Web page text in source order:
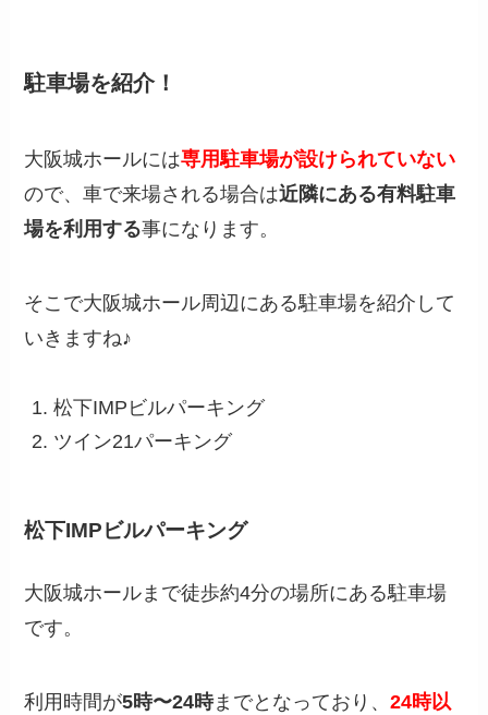
駐車場を紹介！
大阪城ホールには専用駐車場が設けられていない
ので、車で来場される場合は近隣にある有料駐車
場を利用する事になります。
そこで大阪城ホール周辺にある駐車場を紹介して
いきますね♪
松下IMPビルパーキング
ツイン21パーキング
松下IMPビルパーキング
大阪城ホールまで徒歩約4分の場所にある駐車場
です。
利用時間が5時〜24時までとなっており、24時以